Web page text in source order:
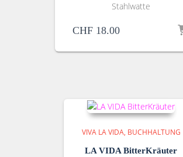
Stahlwatte
CHF 18.00
VIVA LA VIDA BUCHHALTUNG
LA VIDA BitterKräuter